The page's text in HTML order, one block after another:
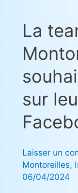
La
sur
Laisser un
Montoreilles,
06/04/2024
La
team
« Les
Montoreilles »
vous
souhaite
la
bienvenue
leur
page
Facebook!